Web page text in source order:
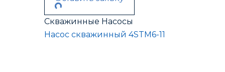
Скважинные Насосы
Насос скважинный 4STM6-11